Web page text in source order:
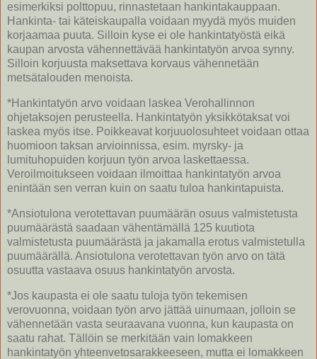
esimerkiksi polttopuu, rinnastetaan hankintakauppaan.
Hankinta- tai käteiskaupalla voidaan myydä myös muiden
korjaamaa puuta. Silloin kyse ei ole hankintatyöstä eikä
kaupan arvosta vähennettävää hankintatyön arvoa synny.
Silloin korjuusta maksettava korvaus vähennetään
metsätalouden menoista.
*Hankintatyön arvo voidaan laskea Verohallinnon
ohjetaksojen perusteella. Hankintatyön yksikkötaksat voi
laskea myös itse. Poikkeavat korjuuolosuhteet voidaan ottaa
huomioon taksan arvioinnissa, esim. myrsky- ja
lumituhopuiden korjuun työn arvoa laskettaessa.
Veroilmoitukseen voidaan ilmoittaa hankintatyön arvoa
enintään sen verran kuin on saatu tuloa hankintapuista.
*Ansiotulona verotettavan puumäärän osuus valmistetusta
puumäärästä saadaan vähentämällä 125 kuutiota
valmistetusta puumäärästä ja jakamalla erotus valmistetulla
puumäärällä. Ansiotulona verotettavan työn arvo on tätä
osuutta vastaava osuus hankintatyön arvosta.
*Jos kaupasta ei ole saatu tuloja työn tekemisen
verovuonna, voidaan työn arvo jättää uinumaan, jolloin se
vähennetään vasta seuraavana vuonna, kun kaupasta on
saatu rahat. Tällöin se merkitään vain lomakkeen
hankintatyön yhteenvetosarakkeeseen, mutta ei lomakkeen